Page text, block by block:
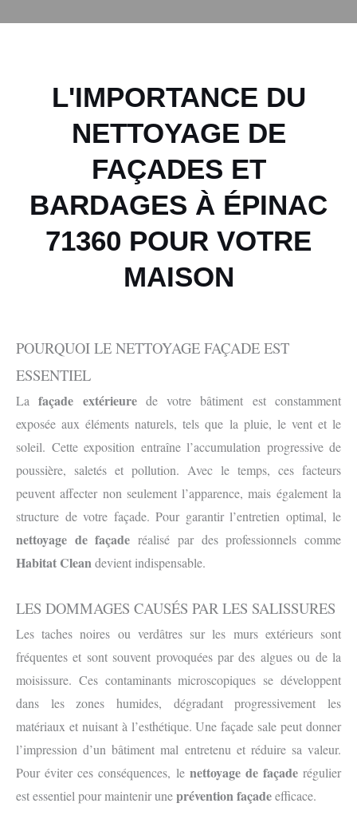
L'IMPORTANCE DU
NETTOYAGE DE
FAÇADES ET
BARDAGES À ÉPINAC
71360 POUR VOTRE
MAISON
POURQUOI LE NETTOYAGE FAÇADE EST
ESSENTIEL
Lafaçade extérieurede votre bâtiment est constamment
exposée aux éléments naturels, tels que la pluie, le vent et le
soleil. Cette exposition entraîne l’accumulation progressive de
poussière, saletés et pollution. Avec le temps, ces facteurs
peuvent affecter non seulement l’apparence, mais également la
structure de votre façade. Pour garantir l’entretien optimal, le
nettoyage de façade réalisé par des professionnels comme
Habitat Cleandevient indispensable.
LES DOMMAGES CAUSÉS PAR LES SALISSURES
Les taches noires ou verdâtres sur les murs extérieurs sont
fréquentes et sont souvent provoquées par des algues ou de la
moisissure. Ces contaminants microscopiques se développent
dans les zones humides, dégradant progressivement les
matériaux et nuisant à l’esthétique. Une façade sale peut donner
l’impression d’un bâtiment mal entretenu et réduire sa valeur.
Pour éviter ces conséquences, le nettoyage de façaderégulier
est essentiel pour maintenir uneprévention façadeefficace.